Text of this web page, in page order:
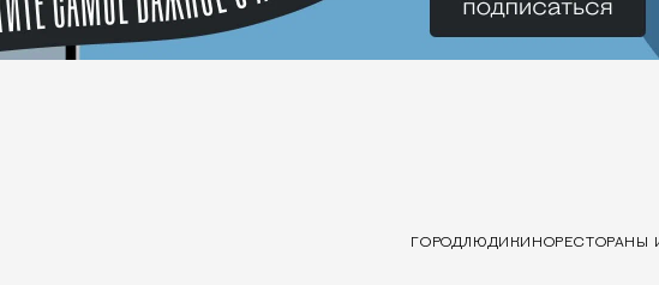
ГОРОДЛЮДИ КИНОРЕСТОРАНЫ